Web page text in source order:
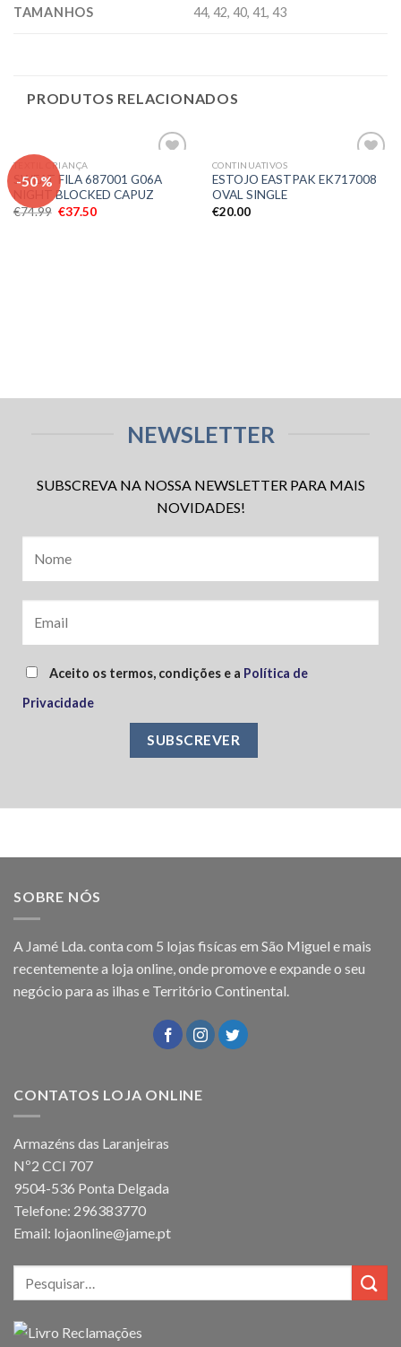
TAMANHOS 44, 42, 40, 41, 43
PRODUTOS RELACIONADOS
-50 %
Adicionar
aos meus
desejos
TEXTIL CRIANÇA
SWEAT FILA 687001 G06A
NIGHT BLOCKED CAPUZ
€74.99 €37.50
Adicionar
aos meus
CONTINUATIVOS
ESTOJO EASTPAK EK717008
OVAL SINGLE
€20.00
NEWSLETTER
SUBSCREVA NA NOSSA NEWSLETTER PARA MAIS
NOVIDADES!
Aceito os termos, condições e a Política de
Privacidade
SOBRE NÓS
A Jamé Lda. conta com 5 lojas fisícas em São Miguel e mais
recentemente a loja online, onde promove e expande o seu
negócio para as ilhas e Território Continental.
CONTATOS LOJA ONLINE
Armazéns das Laranjeiras
Nº2 CCI 707
9504-536 Ponta Delgada
Telefone: 296383770
Email: lojaonline@jame.pt